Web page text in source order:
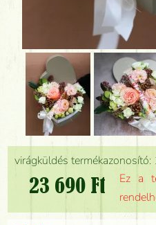
virágküldés
23 690 Ft
Ez a